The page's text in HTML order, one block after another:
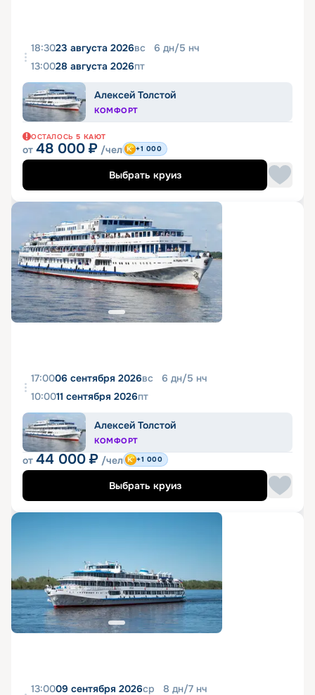
18:3023 августа 2026вс 6 дн/5 нч
13:0028 августа 2026пт
Алексей Толстой
КОМФОРТ
ОСТАЛОСЬ 5 КАЮТ
от 48 000 ₽ /чел +1 000
Выбрать круиз
17:0006 сентября 2026вс 6 дн/5 нч
10:0011 сентября 2026пт
Алексей Толстой
КОМФОРТ
от 44 000 ₽ /чел +1 000
Выбрать круиз
13:0009 сентября 2026ср 8 дн/7 нч